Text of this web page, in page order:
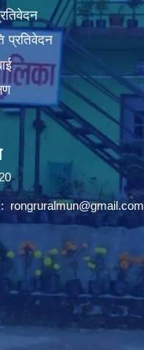
प्रतिवेदन
rongruralmun@gmail.com